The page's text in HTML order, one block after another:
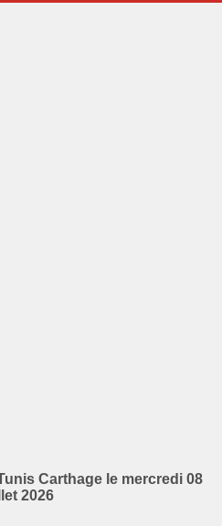
Carthage le mercredi 08
2026